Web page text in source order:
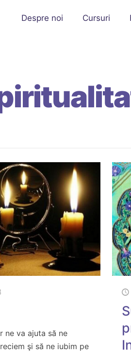
Despre noi Cursuri
ne va ajuta să ne
şi să ne iubim pe